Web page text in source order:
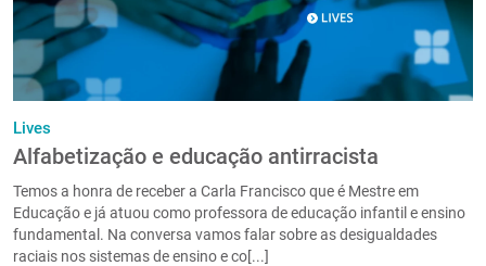
Lives
Alfabetização e educação antirracista
Temos a honra de receber a Carla Francisco que é Mestre em
Educação e já atuou como professora de educação infantil e ensino
fundamental. Na conversa vamos falar sobre as desigualdades
raciais nos sistemas de ensino e co[...]